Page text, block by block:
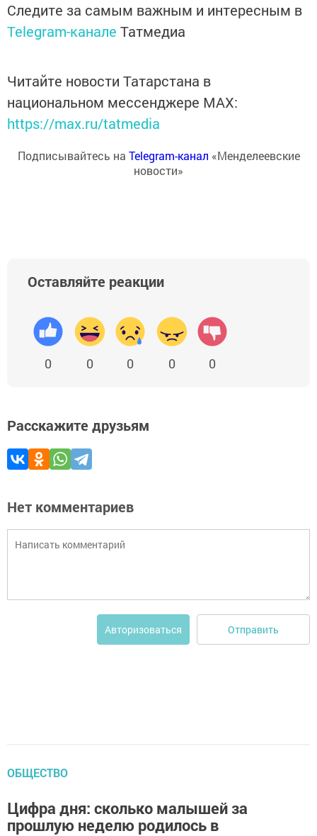
Следите за самым важным и интересным в
Telegram-канале Татмедиа
Читайте новости Татарстана в
национальном мессенджере MАХ:
https://max.ru/tatmedia
Подписывайтесь на Telegram-канал «Менделеевские
новости»
Оставляйте реакции
0 0 0 0 0
Расскажите друзьям
Нет комментариев
Авторизоваться Отправить
ОБЩЕСТВО
Цифра дня: сколько малышей за
прошлую неделю родилось в